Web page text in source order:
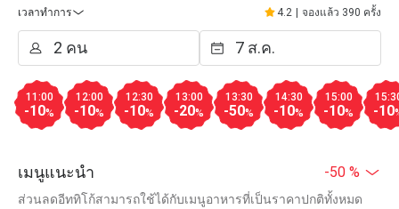
เวลาทำการ
4.2 จองแล้ว 390 ครั้ง
11:00
-10%
12:00
-10%
12:30
-10%
13:00
-20%
13:30
-50%
14:30
-10%
15:00
-10% -10
เมนูแนะนำ -50 %
ส่วนลดอีททิโก้สามารถใช้ได้กับเมนูอาหารที่เป็นราคาปกติทั้งหมด